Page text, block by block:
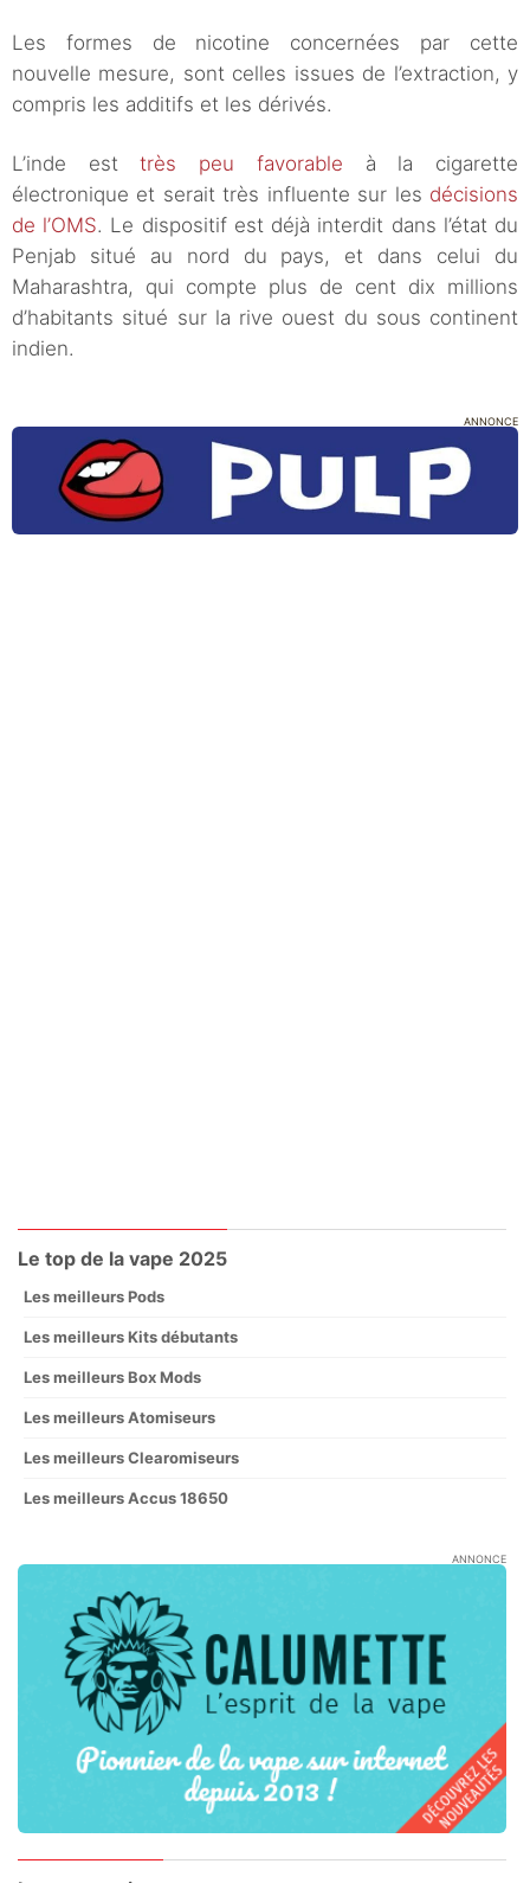
Les formes de nicotine concernées par cette
nouvelle mesure, sont celles issues de l’extraction, y
compris les additifs et les dérivés.
L’inde esttrès peu favorable à la cigarette
électronique et serait très influente sur les décisions
de l’OMS. Le dispositif est déjà interdit dans l’état du
Penjab situé au nord du pays, et dans celui du
Maharashtra, qui compte plus de cent dix millions
d’habitants situé sur la rive ouest du sous continent
indien.
ANNONCE
Le top de la vape 2025
Les meilleurs Pods
Les meilleurs Kits débutants
Les meilleurs Box Mods
Les meilleurs Atomiseurs
Les meilleurs Clearomiseurs
Les meilleurs Accus 18650
ANNONCE